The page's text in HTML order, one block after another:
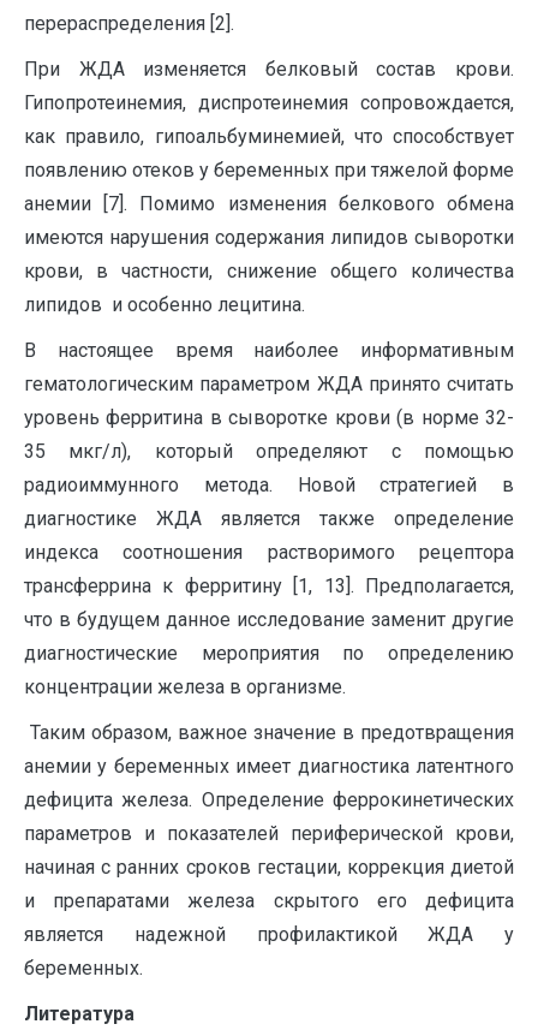
перераспределения [2].
При ЖДА изменяется белковый состав крови.
Гипопротеинемия, диспротеинемия сопровождается,
как правило, гипоальбуминемией, что способствует
появлению отеков у беременных при тяжелой форме
анемии [7]. Помимо изменения белкового обмена
имеются нарушения содержания липидов сыворотки
крови, в частности, снижение общего количества
липидов и особенно лецитина.
В настоящее время наиболее информативным
гематологическим параметром ЖДА принято считать
уровень ферритина в сыворотке крови (в норме 32-
35 мкг/л), который определяют с помощью
радиоиммунного метода. Новой стратегией в
диагностике ЖДА является также определение
индекса соотношения растворимого рецептора
трансферрина к ферритину [1, 13]. Предполагается,
что в будущем данное исследование заменит другие
диагностические мероприятия по определению
концентрации железа в организме.
Таким образом, важное значение в предотвращения
анемии у беременных имеет диагностика латентного
дефицита железа. Определение феррокинетических
параметров и показателей периферической крови,
начиная с ранних сроков гестации, коррекция диетой
и препаратами железа скрытого его дефицита
является надежной профилактикой ЖДА у
беременных.
Литература